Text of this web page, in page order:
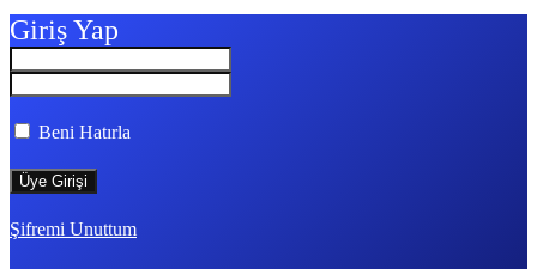
Giriş Yap
Beni Hatırla
Şifremi Unuttum